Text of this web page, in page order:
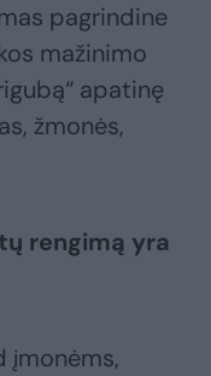
pagrindine
mažinimo
apatinę
žmonės,
rengimą yra
įmonėms,